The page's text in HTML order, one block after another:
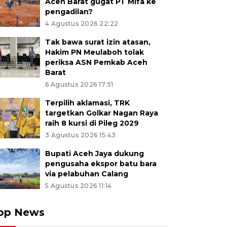
pengadilan?
4 Agustus 2026 22:22
Tak bawa surat izin atasan,
Hakim PN Meulaboh tolak
periksa ASN Pemkab Aceh
Barat
6 Agustus 2026 17:51
Terpilih aklamasi, TRK
targetkan Golkar Nagan Raya
raih 8 kursi di Pileg 2029
3 Agustus 2026 15:43
Bupati Aceh Jaya dukung
pengusaha ekspor batu bara
via pelabuhan Calang
5 Agustus 2026 11:14
News